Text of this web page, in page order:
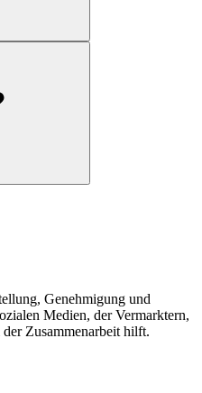
Genehmigung und
Medien, der Vermarktern,
Zusammenarbeit hilft.